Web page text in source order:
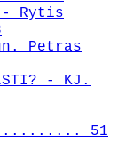
- Rytis
Petras
- KJ.
51